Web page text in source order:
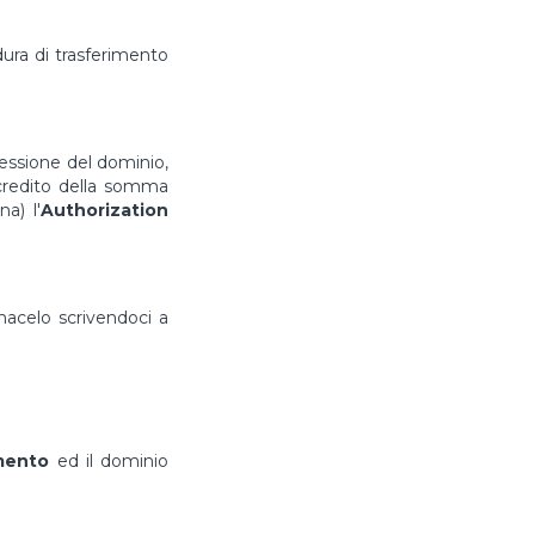
di trasferimento
del dominio,
della somma
l'Authorization
scrivendoci a
ed il dominio